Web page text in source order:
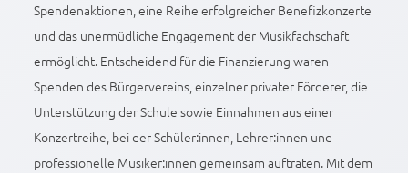
Spendenaktionen, eine Reihe erfolgreicher Benefizkonzerte
und das unermüdliche Engagement der Musikfachschaft
ermöglicht. Entscheidend für die Finanzierung waren
Spenden des Bürgervereins, einzelner privater Förderer, die
Unterstützung der Schule sowie Einnahmen aus einer
Konzertreihe, bei der Schüler:innen, Lehrer:innen und
professionelle Musiker:innen gemeinsam auftraten. Mit dem